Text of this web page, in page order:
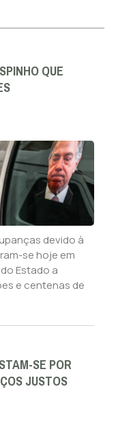
QUE
devido à
se hoje em
Estado a
e centenas de
SE POR
JUSTOS